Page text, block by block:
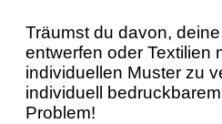
Träumst du davon,
entwerfen oder Textilien
individuellen Muster zu
individuell
Problem!